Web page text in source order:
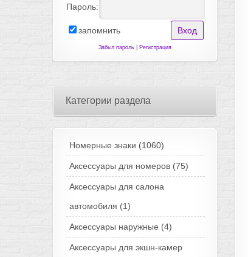
Пароль:
запомнить
Забыл пароль Регистрация
Категории раздела
Номерные знаки (1060)
Аксессуары для номеров (75)
Аксессуары для салона
автомобиля (1)
Аксессуары наружные (4)
Аксессуары для экшн-камер